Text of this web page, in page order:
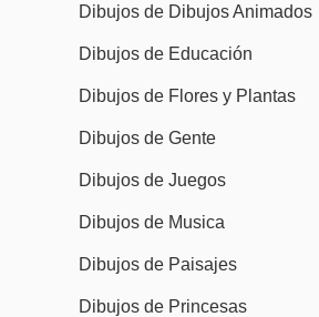
Dibujos de Dibujos Animados
Dibujos de Educación
Dibujos de Flores y Plantas
Dibujos de Gente
Dibujos de Juegos
Dibujos de Musica
Dibujos de Paisajes
Dibujos de Princesas